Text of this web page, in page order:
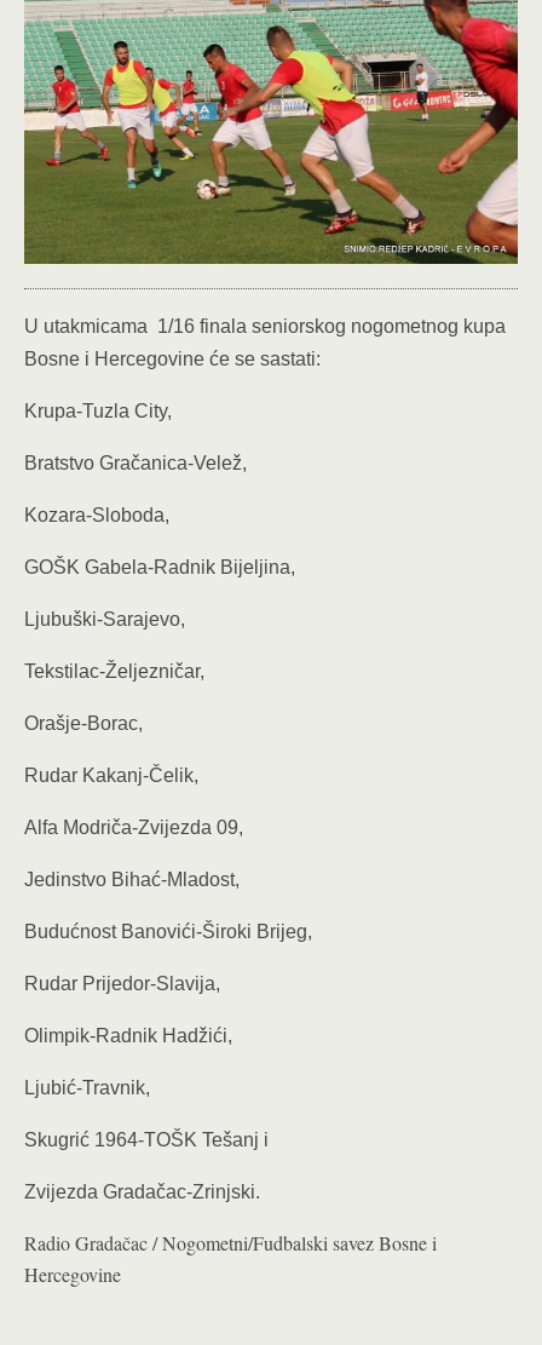
U utakmicama 1/16 finala seniorskog nogometnog kupa
Bosne i Hercegovine će se sastati:
Krupa-Tuzla City,
Bratstvo Gračanica-Velež,
Kozara-Sloboda,
GOŠK Gabela-Radnik Bijeljina,
Ljubuški-Sarajevo,
Tekstilac-Željezničar,
Orašje-Borac,
Rudar Kakanj-Čelik,
Alfa Modriča-Zvijezda 09,
Jedinstvo Bihać-Mladost,
Budućnost Banovići-Široki Brijeg,
Rudar Prijedor-Slavija,
Olimpik-Radnik Hadžići,
Ljubić-Travnik,
Skugrić 1964-TOŠK Tešanj i
Zvijezda Gradačac-Zrinjski.
Radio Gradačac / Nogometni/Fudbalski savez Bosne i
Hercegovine